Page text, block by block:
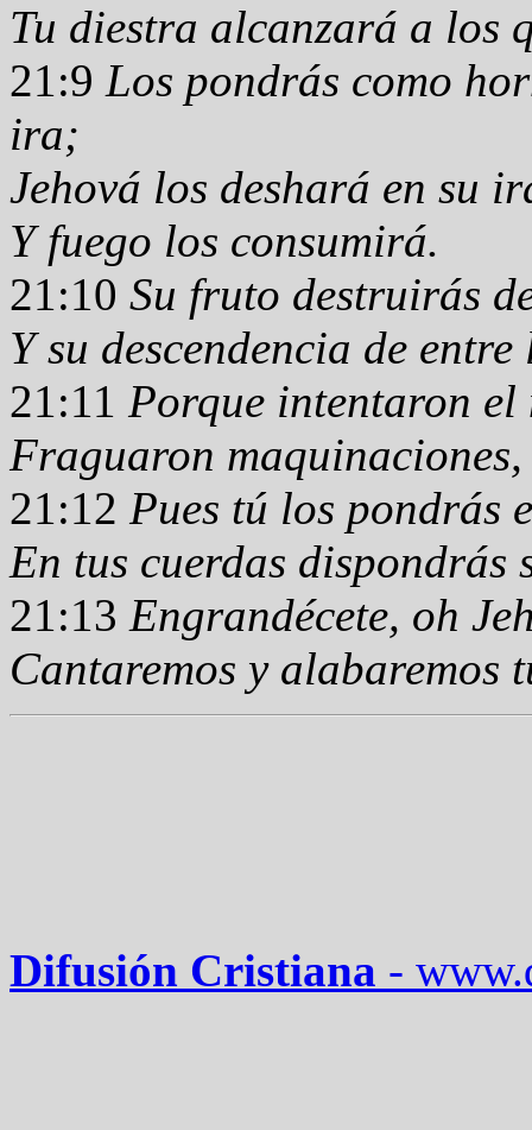
Tu diestra alcanzará a los
21:9 Los pondrás como
ira;
Jehová los deshará en su
Y fuego los consumirá.
21:10 Su fruto destruirás
Y su descendencia de
21:11 Porque intentaron
Fraguaron
21:12 Pues tú los pondrás
En tus cuerdas dispondrás
21:13 Engrandécete, oh
Cantaremos y alabaremos
Difusión Cristiana -